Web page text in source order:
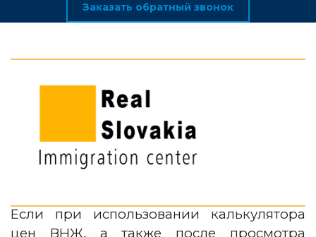
Заказать обратный звонок
Если при использовании калькулятора
цен ВНЖ, а также после просмотра